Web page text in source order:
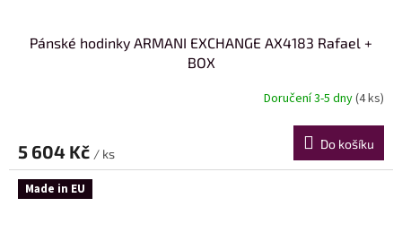
Pánské hodinky ARMANI EXCHANGE AX4183 Rafael +
BOX
Doručení 3-5 dny(4 ks)
5 604 Kč / ks
Do košíku
Made in EU